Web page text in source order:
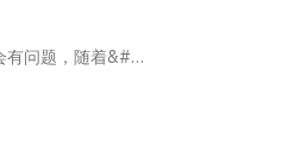
有问题，随着&#…